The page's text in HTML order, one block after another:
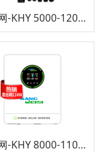
混合网-KHY 5000-12000TL-48SZ
混合网-KHY 8000-11000TL- 48TY2